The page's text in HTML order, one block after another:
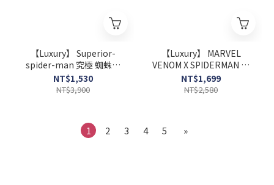
【Luxury】 Superior-
spider-man 究極 蜘蛛人
模型 公仔
NT$1,530
NT$3,900
【Luxury】 MARVEL
VENOM X SPIDERMAN 猛
毒 蜘蛛人 情人節送禮 項鍊
墨鏡 飾品 禮盒
NT$1,699
NT$2,580
1 2 3 4 5 »